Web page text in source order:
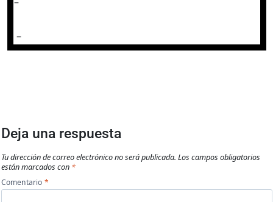
–
Deja una respuesta
Tu dirección de correo electrónico no será publicada. Los campos obligatorios
están marcados con *
Comentario *